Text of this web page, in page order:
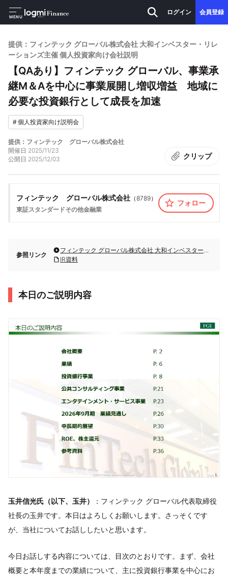
MENU
ログイン 会員登録
提供：フィンテック グローバル株式会社 大和インベスター・リレ
ーションズ主催 個人投資家向け会社説明
【QAあり】フィンテック グローバル、事業承
継M＆Aを中心に事業展開し増収増益 地域に
必要な投資銀行として成長を加速
#個人投資家向け説明会
提供：フィンテック グローバル株式会社
開催日 2025/11/23
公開日 2025/12/03 クリップ
フィンテック グローバル株式会社 （8789）
東証スタンダードその他金融業
フォロー
参照リンク
フィンテック グローバル株式会社 大和インベスター・リレーションズ主催 個人投資家向け会社説明
IR資料
本日のご説明内容
玉井信光氏（以下、玉井）
：フィンテック グローバル代表取締役
社長の玉井です。本日はよろしくお願いします。さっそくです
が、当社についてお話ししたいと思います。
今日お話しする内容については、目次のとおりです。まず、会社
概要と本年度までの業績について、主に投資銀行事業を中心にお